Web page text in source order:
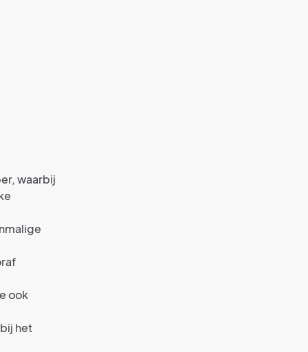
waarbij
ook
het